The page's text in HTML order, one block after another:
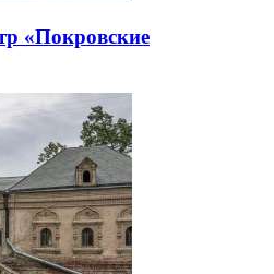
«Покровские